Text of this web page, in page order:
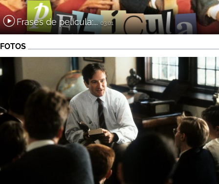
Frases de película:...03:01
FOTOS